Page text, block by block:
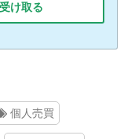
け取る
個人売買